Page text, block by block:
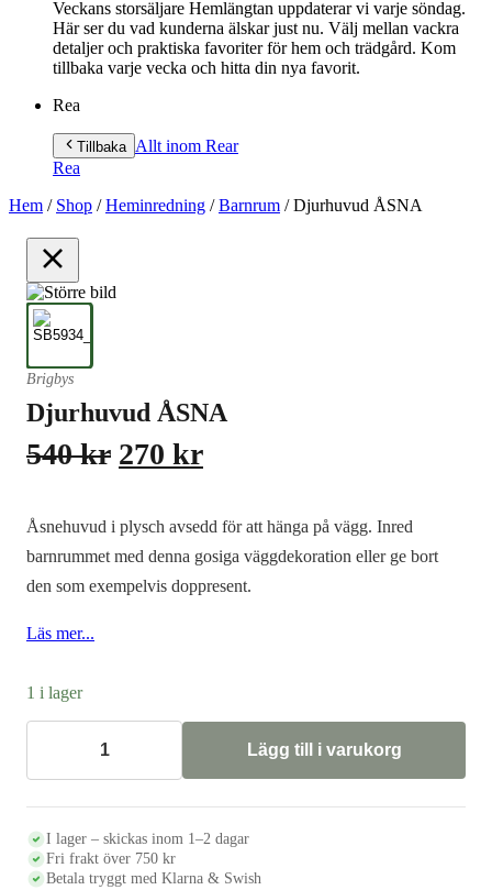
Veckans storsäljare Hemlängtan uppdaterar vi varje söndag.
Här ser du vad kunderna älskar just nu. Välj mellan vackra
detaljer och praktiska favoriter för hem och trädgård. Kom
tillbaka varje vecka och hitta din nya favorit.
Rea
Tillbaka Allt inom Rear
Rea
Hem / Shop /Heminredning /Barnrum /Djurhuvud ÅSNA
Brigbys
Djurhuvud ÅSNA
540kr Det
priset
var:
540 kr.
270 krDet
priset
är:
270 kr.
Åsnehuvud i plysch avsedd för att hänga på vägg. Inred
barnrummet med denna gosiga väggdekoration eller ge bort
den som exempelvis doppresent.
Läs mer...
1 i lager
Djurhuvud
ÅSNA
Lägg till i varukorg
I lager – skickas inom 1–2 dagar
Fri frakt över 750 kr
Betala tryggt med Klarna & Swish